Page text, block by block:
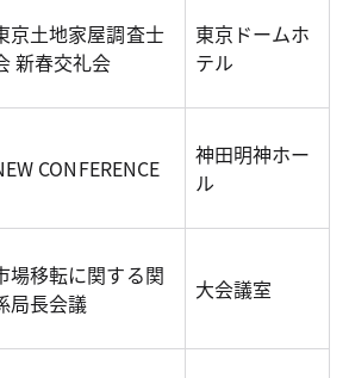
京土地家屋調査士
新春交礼会
東京ドームホ
テル
CONFERENCE
神田明神ホー
ル
場移転に関する関
局長会議
大会議室